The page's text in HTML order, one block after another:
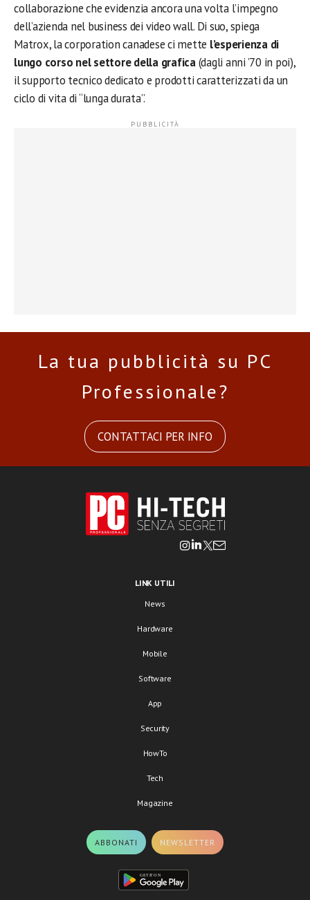
collaborazione che evidenzia ancora una volta l’impegno
dell’azienda nel business dei video wall. Di suo, spiega
Matrox, la corporation canadese ci mette l’esperienza di
lungo corso nel settore della grafica(dagli anni ’70 in poi),
il supporto tecnico dedicato e prodotti caratterizzati da un
ciclo di vita di “lunga durata”.
La tua pubblicità su PC
Professionale?
CONTATTACI PER INFO
LINK UTILI
News
Hardware
Mobile
Software
App
Security
HowTo
Tech
Magazine
ABBONATI NEWSLETTER